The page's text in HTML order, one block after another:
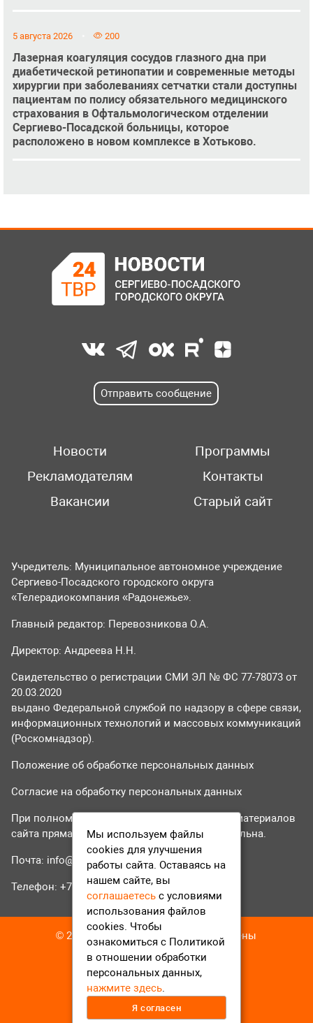
5 августа 2026 200
Лазерная коагуляция сосудов глазного дна при
диабетической ретинопатии и современные методы
хирургии при заболеваниях сетчатки стали доступны
пациентам по полису обязательного медицинского
страхования в Офтальмологическом отделении
Сергиево-Посадской больницы, которое
расположено в новом комплексе в Хотьково.
Отправить сообщение
Новости
Программы
Рекламодателям
Контакты
Вакансии
Старый сайт
Учредитель: Муниципальное автономное учреждение
Сергиево-Посадского городского округа
«Телерадиокомпания «Радонежье».
Главный редактор: Перевозникова О.А.
Директор: Андреева Н.Н.
Свидетельство о регистрации СМИ ЭЛ № ФС 77-78073 от
20.03.2020
выдано Федеральной службой по надзору в сфере связи,
информационных технологий и массовых коммуникаций
(Роскомнадзор).
Положение об обработке персональных данных
Согласие на обработку персональных данных
При полном или частичном использовании материалов
сайта прямая гиперссылка на tvr24.tv обязательна.
Почта: info@tvr24.tv
Телефон: +7 (496) 551-04-95
© 2016-2023 ТВР24 Все права защищены
Мы используем файлы
cookies для улучшения
работы сайта. Оставаясь на
нашем сайте, вы
соглашаетесь с условиями
использования файлов
cookies. Чтобы
ознакомиться с Политикой
в отношении обработки
персональных данных,
нажмите здесь.
Я согласен